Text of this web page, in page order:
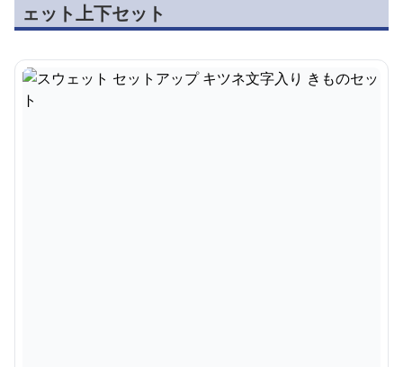
ェット上下セット